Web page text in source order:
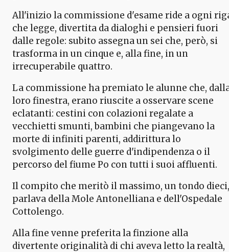
All'inizio la commissione d'esame ride a ogni
che legge, divertita da dialoghi e pensieri fuori
dalle regole: subito assegna un sei che, però, si
trasforma in un cinque e, alla fine, in un
irrecuperabile quattro.
La commissione ha premiato le alunne che,
loro finestra, erano riuscite a osservare scene
eclatanti: cestini con colazioni regalate a
vecchietti smunti, bambini che piangevano la
morte di infiniti parenti, addirittura lo
svolgimento delle guerre d'indipendenza o il
percorso del fiume Po con tutti i suoi affluenti.
Il compito che meritò il massimo, un tondo dieci,
parlava della Mole Antonelliana e dell'Ospedale
Cottolengo.
Alla fine venne preferita la finzione alla
divertente originalità di chi aveva letto la realtà,